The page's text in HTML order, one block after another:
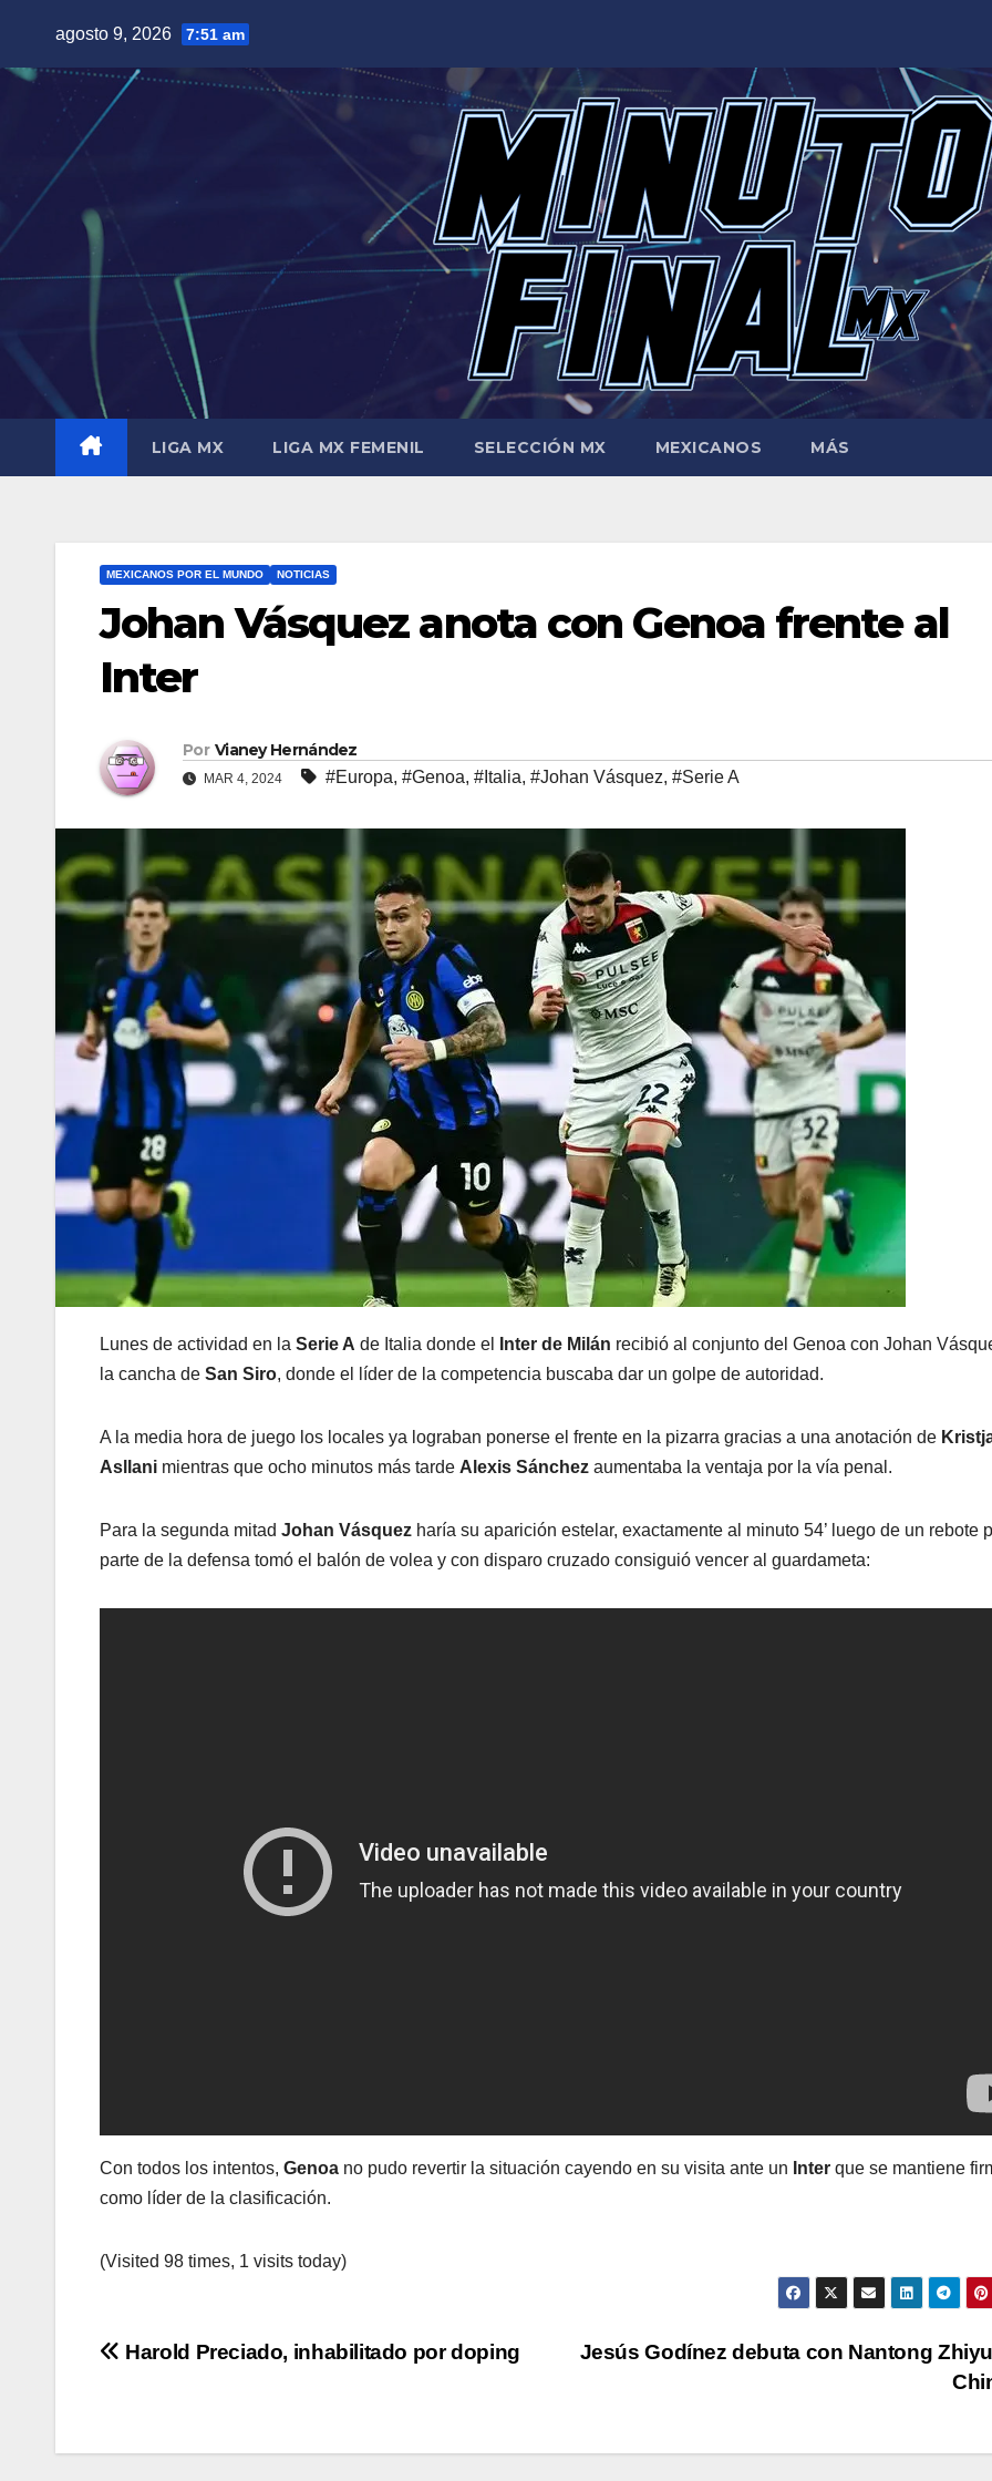
contenido
agosto 9, 2026 7:51 am
LIGA MX LIGA MX FEMENIL SELECCIÓN MX MEXICANOS MÁS
MEXICANOS POR EL MUNDO NOTICIAS
Johan Vásquez anota con Genoa frente al
Inter
Por Vianey Hernández
MAR 4, 2024 #Europa, #Genoa, #Italia, #Johan Vásquez, #Serie A
Lunes de actividad en la Serie A de Italia donde el Inter de Milán recibió al conjunto del Genoa con Johan
la cancha de San Siro, donde el líder de la competencia buscaba dar un golpe de autoridad.
A la media hora de juego los locales ya lograban ponerse el frente en la pizarra gracias a una anotación de
Asllani mientras que ocho minutos más tarde Alexis Sánchez aumentaba la ventaja por la vía penal.
Para la segunda mitad Johan Vásquez haría su aparición estelar, exactamente al minuto 54’ luego de un rebote
parte de la defensa tomó el balón de volea y con disparo cruzado consiguió vencer al guardameta:
Con todos los intentos, Genoa no pudo revertir la situación cayendo en su visita ante un Inter que se mantiene
como líder de la clasificación.
(Visited 98 times, 1 visits today)
Navegación
entradas
Jesús Godínez debuta con Nantong
Harold Preciado, inhabilitado por doping